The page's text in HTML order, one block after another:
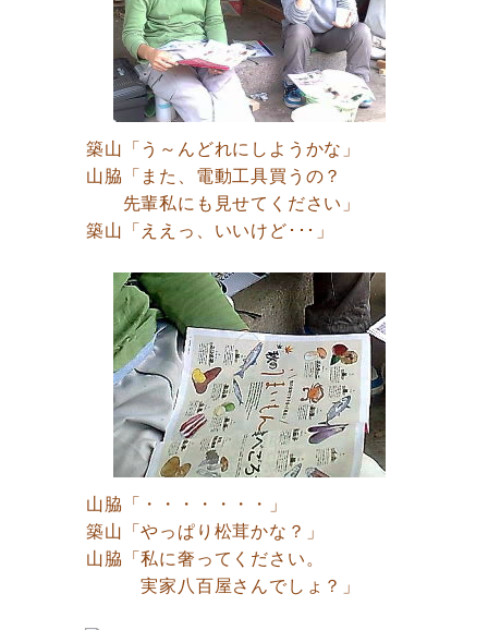
築山「う～んどれにしようかな」
山脇「また、電動工具買うの？
先輩私にも見せてください」
築山「ええっ、いいけど･･･」
山脇「・・・・・・・」
築山「やっぱり松茸かな？」
山脇「私に奢ってください。
実家八百屋さんでしょ？」